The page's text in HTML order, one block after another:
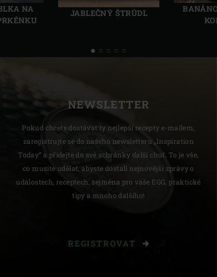
NA
JABLEČNÝ ŠTRÚDL
NEWSLETTER
Pokud chcete dostávat ty nejlepší recepty e-mailem,
zaregistrujte se do našeho newsletteru „Inspiration
Today“ a přidejte do své schránky další chuť. To je vše,
co musíte udělat, abyste dostali nejnovější zprávy o
událostech, receptech, zejména pro vaše EGG, praktické
tipy a mnoho dalšího!
REGISTROVAT